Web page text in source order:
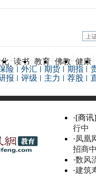
读书 教育 佛教 健康
险 外汇 期货 期指
报 评级 主力 荐股
·[商讯]
行中
·凤凰
招商中
·数风
·建筑